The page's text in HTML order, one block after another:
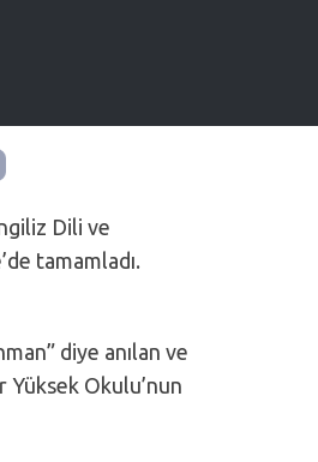
Dili ve
tamamladı.
diye anılan ve
Yüksek Okulu’nun